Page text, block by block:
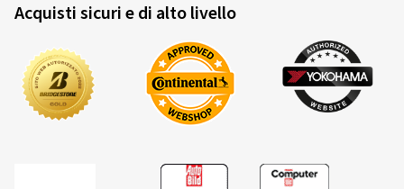
Alexander U., Germania
Dimensioni del cerchione in pollici:
6,5x17 - ET 32 -
LK 5x114,3
Colore:Complete Black Gloss
Dacia Bigster (DJF)
Acquisti sicuri e di alto livello